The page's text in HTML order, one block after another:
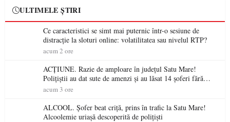
ULTIMELE ȘTIRI
Ce caracteristici se simt mai puternic într-o sesiune de
distracție la sloturi online: volatilitatea sau nivelul RTP?
acum 2 ore
ACȚIUNE. Razie de amploare în județul Satu Mare!
Polițiștii au dat sute de amenzi și au lăsat 14 șoferi fără
permis într-o singură zi
acum 3 ore
ALCOOL. Șofer beat criță, prins în trafic la Satu Mare!
Alcoolemie uriașă descoperită de polițiști